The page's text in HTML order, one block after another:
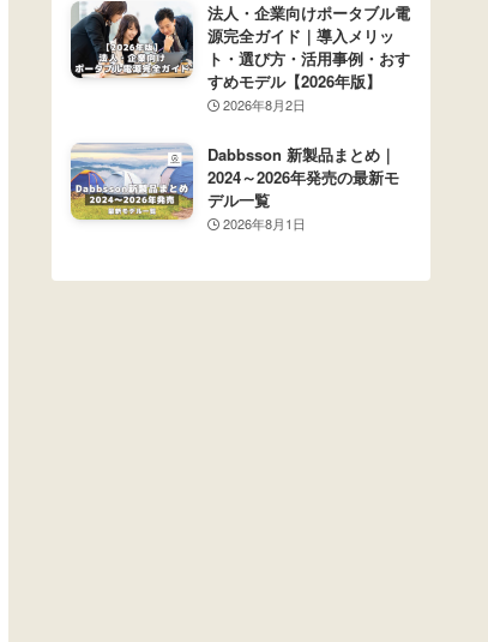
法人・企業向けポータブル電
源完全ガイド｜導入メリッ
ト・選び方・活用事例・おす
すめモデル【2026年版】
2026年8月2日
Dabbsson 新製品まとめ｜
2024～2026年発売の最新モ
デル一覧
2026年8月1日